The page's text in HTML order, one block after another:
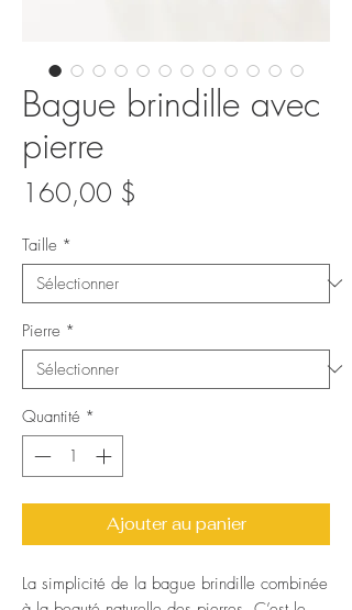
Bague brindille avec
pierre
160,00 $
Taille *
Pierre *
Quantité *
Ajouter au panier
La simplicité de la bague brindille combinée